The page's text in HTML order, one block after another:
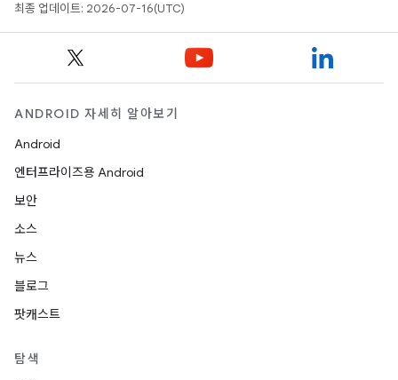
최종 업데이트: 2026-07-16(UTC)
ANDROID 자세히 알아보기
Android
엔터프라이즈용 Android
보안
소스
뉴스
블로그
팟캐스트
탐색